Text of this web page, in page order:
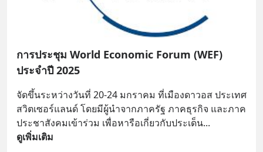
การประชุม World Economic Forum (WEF)
ประจำปี 2025
จัดขึ้นระหว่างวันที่ 20-24 มกราคม ที่เมืองดาวอส ประเทศ
สวิตเซอร์แลนด์ โดยมีผู้นำจากภาครัฐ ภาคธุรกิจ และภาค
ประชาสังคมเข้าร่วม เพื่อหารือเกี่ยวกับประเด็น...
ดูเพิ่มเติม